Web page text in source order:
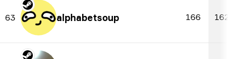
63 alphabetsoup 166